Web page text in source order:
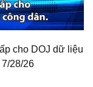
cho DOJ dữ liệu
28/26